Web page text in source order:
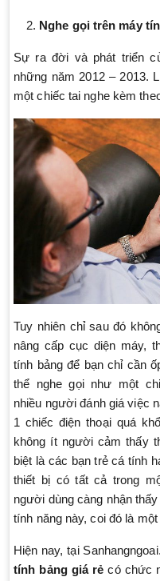
Nghe gọi trên máy
Sự ra đời và phát triển
những năm 2012 – 2013.
một chiếc tai nghe kèm
Tuy nhiên chỉ sau đó
nâng cấp cục diện máy,
tính bảng để bạn chỉ cần
thể nghe gọi như một
nhiều người đánh giá việc
1 chiếc điện thoại quá
không ít người cảm thấy
biệt là các bạn trẻ cá tính
thiết bị có tất cả trong
người dùng càng nhận
tính năng này, coi đó là
Hiện nay, tại
tính bảng giá rẻcó chức